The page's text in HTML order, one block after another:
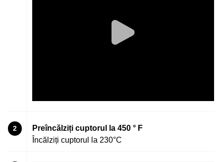
2
Preîncălziți cuptorul la 450 ° F
Încălziți cuptorul la 230°C